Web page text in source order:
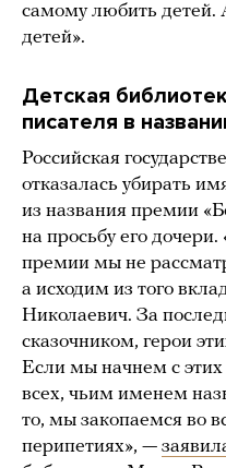
самому любить детей.
детей».
Детская
писателя в
Российская
отказалась убирать
из названия премии
на просьбу его
премии мы не
а исходим из того
Николаевич. За
сказочником, герои
Если мы начнем с этих
всех, чьим именем
то, мы закопаемся во
перипетиях», —